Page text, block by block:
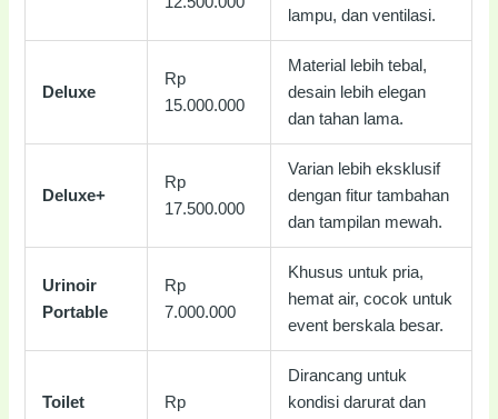
lampu, dan ventilasi.
Deluxe
Rp
15.000.000
Material lebih tebal,
desain lebih elegan
dan tahan lama.
Deluxe+
Rp
17.500.000
Varian lebih eksklusif
dengan fitur tambahan
dan tampilan mewah.
Urinoir
Portable
Rp
7.000.000
Khusus untuk pria,
hemat air, cocok untuk
event berskala besar.
Toilet
Rp
Dirancang untuk
kondisi darurat dan